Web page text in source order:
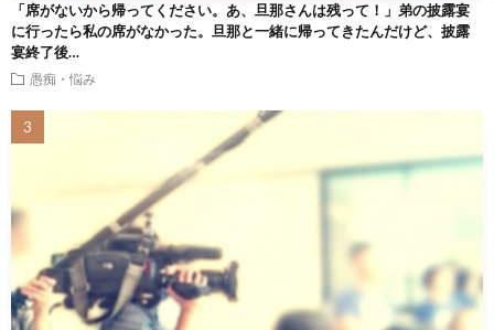
「席がないから帰ってください。あ、旦那さんは残って！」弟の披露宴
に行ったら私の席がなかった。旦那と一緒に帰ってきたんだけど、披露
宴終了後…
愚痴・悩み